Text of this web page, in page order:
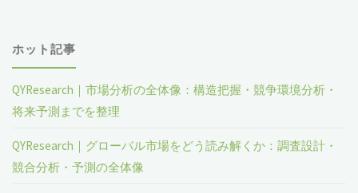
ホット記事
QYResearch｜市場分析の全体像：構造把握・競争環境分析・
将来予測までを整理
QYResearch｜グローバル市場をどう読み解くか：調査設計・
競合分析・予測の全体像